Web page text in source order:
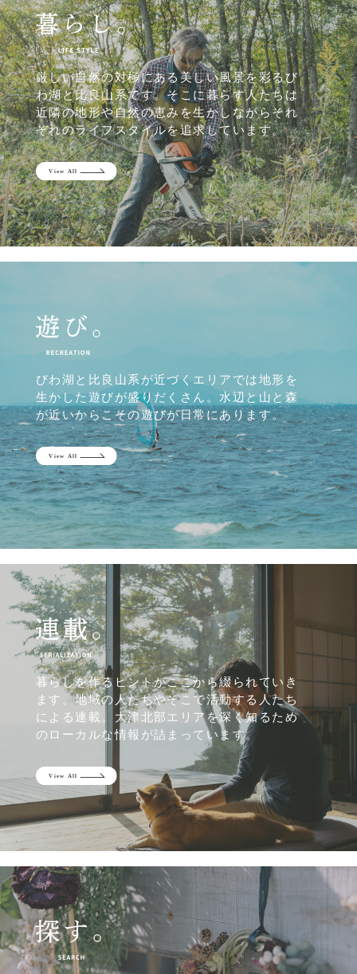
厳しい自然の対極にある美しい風景を彩るび
わ湖と比良山系です。そこに暮らす人たちは
近隣の地形や自然の恵みを生かしながらそれ
ぞれのライフスタイルを追求しています。
びわ湖と比良山系が近づくエリアでは地形を
生かした遊びが盛りだくさん。水辺と山と森
が近いからこその遊びが日常にあります。
暮らしを作るヒントがここから綴られていき
ます。地域の人たちやそこで活動する人たち
による連載。大津北部エリアを深く知るため
のローカルな情報が詰まっています。